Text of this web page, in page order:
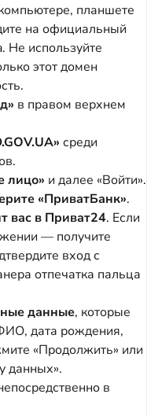
планшете
на официальный
Не используйте
этот домен
в правом верхнем
среди
лицо» и далее «Войти».
«ПриватБанк».
вас в Приват24. Если
— получите
вход с
отпечатка пальца
данные, которые
дата рождения,
«Продолжить» или
данных».
в